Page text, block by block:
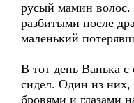
русый мамин волос.
разбитыми после
маленький
В тот день Ванька с
сидел. Один из
бровями и глазами